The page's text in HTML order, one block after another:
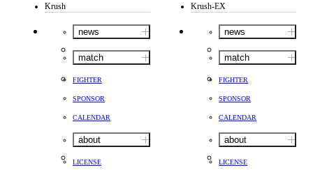
Krush
news
match
FIGHTER
SPONSOR
CALENDAR
about
LICENSE
Krush-EX
news
match
FIGHTER
SPONSOR
CALENDAR
about
LICENSE